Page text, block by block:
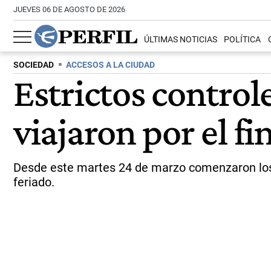
JUEVES 06 DE AGOSTO DE 2026
ÚLTIMAS NOTICIAS POLÍTICA
SOCIEDAD ACCESOS A LA CIUDAD
Estrictos
viajaron por el
Desde este martes 24 de marzo comenzaron
feriado.